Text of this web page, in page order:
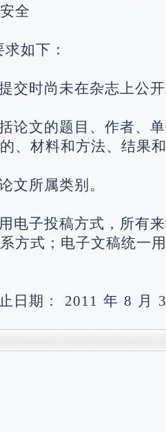
全
如下：
交时尚未在杂志上公
论文的题目、作者、
、材料和方法、结果
文所属类别。
电子投稿方式，所有
方式；电子文稿统一
日期： 2011 年 8 月